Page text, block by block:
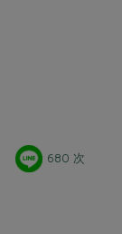
680 次